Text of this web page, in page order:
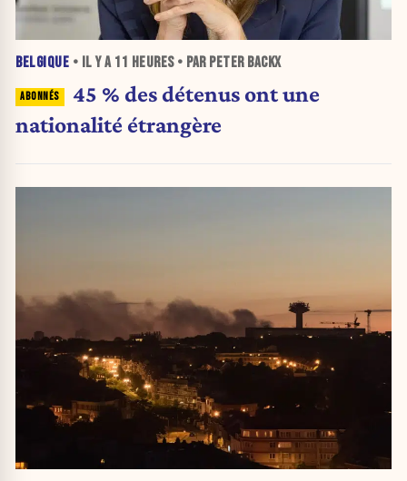
BELGIQUE • IL Y A 11 HEURES• PAR PETER BACKX
45 % des détenus ont une
nationalité étrangère